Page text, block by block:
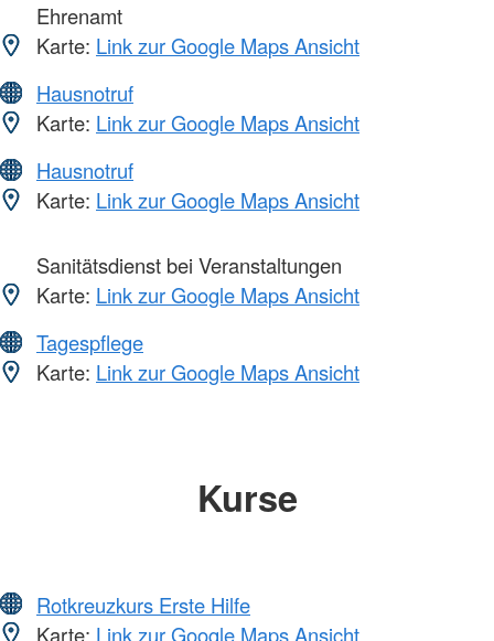
Ehrenamt
Karte: Link zur Google Maps Ansicht
Hausnotruf
Karte: Link zur Google Maps Ansicht
Hausnotruf
Karte: Link zur Google Maps Ansicht
Sanitätsdienst bei Veranstaltungen
Karte: Link zur Google Maps Ansicht
Tagespflege
Karte: Link zur Google Maps Ansicht
Kurse
Rotkreuzkurs Erste Hilfe
Karte: Link zur Google Maps Ansicht